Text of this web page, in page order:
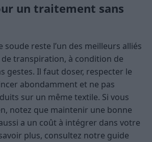
un traitement sans
soude reste l’un des meilleurs alliés
transpiration, à condition de
gestes. Il faut doser, respecter le
abondamment et ne pas
sur un même textile. Si vous
notez que maintenir une bonne
a un coût à intégrer dans votre
plus, consultez notre guide